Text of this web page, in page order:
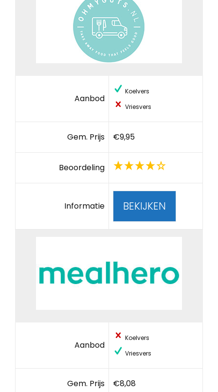
Aanbod
Koelvers
Vriesvers
Gem. Prijs €9,95
Beoordeling
Informatie BEKIJKEN
Aanbod
Koelvers
Vriesvers
Gem. Prijs €8,08